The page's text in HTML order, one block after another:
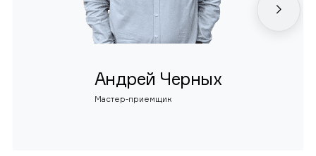
Андрей Черных
Мастер-приемщик